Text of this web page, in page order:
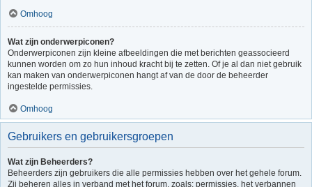
Omhoog
Wat zijn onderwerpiconen?
Onderwerpiconen zijn kleine afbeeldingen die met berichten geassocieerd
kunnen worden om zo hun inhoud kracht bij te zetten. Of je al dan niet gebruik
kan maken van onderwerpiconen hangt af van de door de beheerder
ingestelde permissies.
Omhoog
Gebruikers en gebruikersgroepen
Wat zijn Beheerders?
Beheerders zijn gebruikers die alle permissies hebben over het gehele forum.
Zij beheren alles in verband met het forum, zoals: permissies, het verbannen